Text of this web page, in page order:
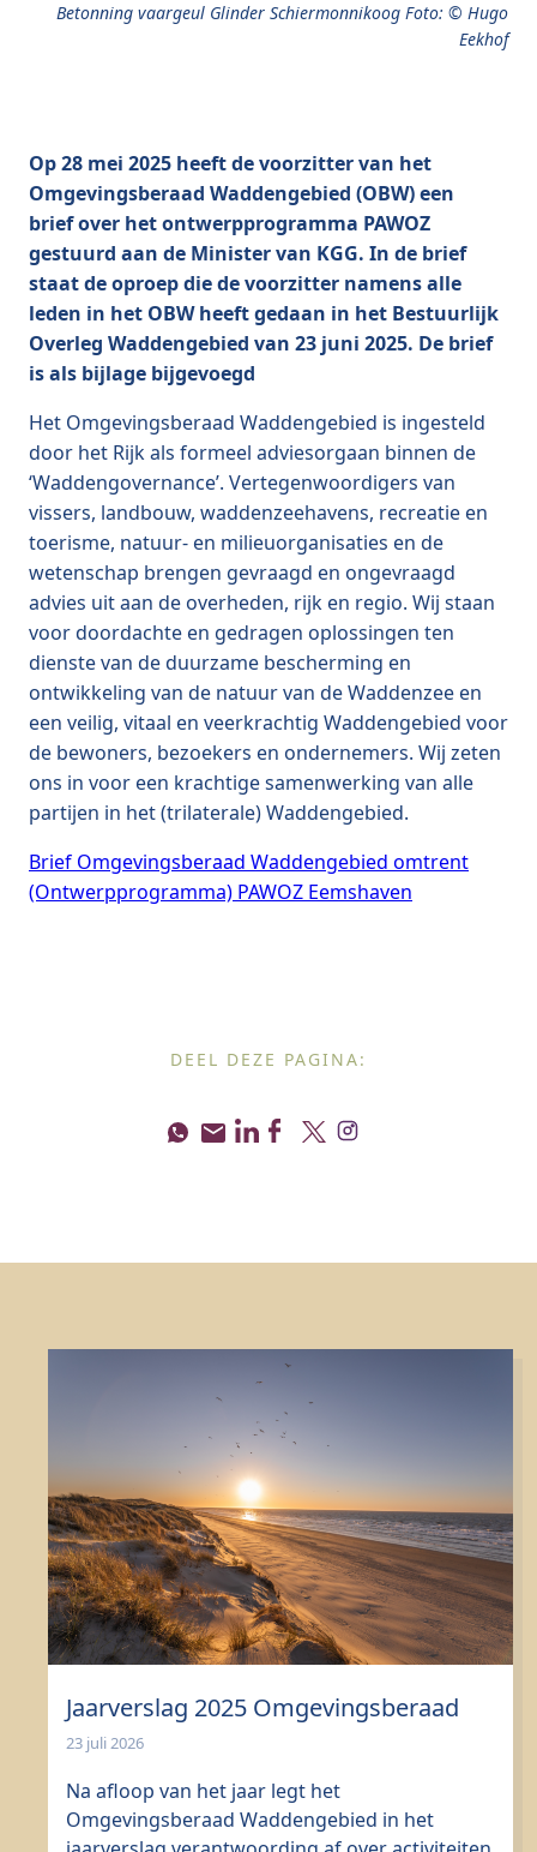
Betonning vaargeul Glinder Schiermonnikoog Foto: © Hugo
Eekhof
Op 28 mei 2025 heeft de voorzitter van het
Omgevingsberaad Waddengebied (OBW) een
brief over het ontwerpprogramma PAWOZ
gestuurd aan de Minister van KGG. In de brief
staat de oproep die de voorzitter namens alle
leden in het OBW heeft gedaan in het Bestuurlijk
Overleg Waddengebied van 23 juni 2025. De brief
is als bijlage bijgevoegd
Het Omgevingsberaad Waddengebied is ingesteld
door het Rijk als formeel adviesorgaan binnen de
‘Waddengovernance’. Vertegenwoordigers van
vissers, landbouw, waddenzeehavens, recreatie en
toerisme, natuur- en milieuorganisaties en de
wetenschap brengen gevraagd en ongevraagd
advies uit aan de overheden, rijk en regio. Wij staan
voor doordachte en gedragen oplossingen ten
dienste van de duurzame bescherming en
ontwikkeling van de natuur van de Waddenzee en
een veilig, vitaal en veerkrachtig Waddengebied voor
de bewoners, bezoekers en ondernemers. Wij zeten
ons in voor een krachtige samenwerking van alle
partijen in het (trilaterale) Waddengebied.
Brief Omgevingsberaad Waddengebied omtrent
(Ontwerpprogramma) PAWOZ Eemshaven
DEEL DEZE PAGINA:
Jaarverslag 2025 Omgevingsberaad
23 juli 2026
Na afloop van het jaar legt het
Omgevingsberaad Waddengebied in het